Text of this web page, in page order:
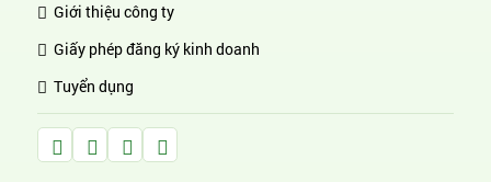
Giới thiệu công ty
Giấy phép đăng ký kinh doanh
Tuyển dụng
Facebook Huỳnh Gia Alpha
LinkedIn Huỳnh Gia Alpha
YouTube Huỳnh Gia Alpha
Twitter Huỳnh Gia Alpha